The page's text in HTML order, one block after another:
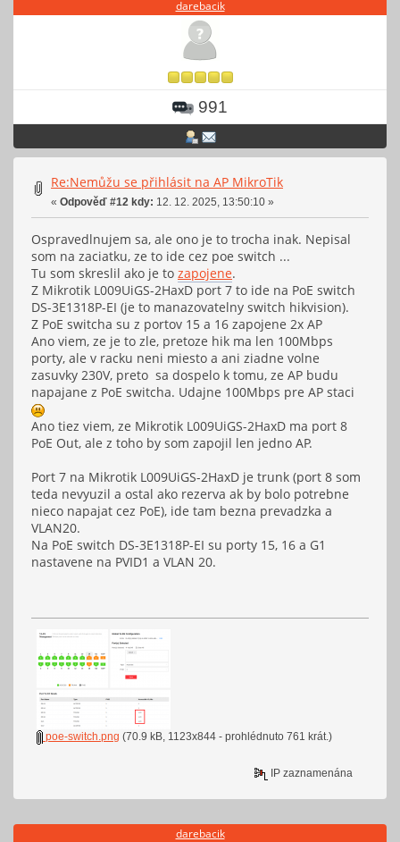
darebacik
991
Re:Nemůžu se přihlásit na AP MikroTik
« Odpověď #12 kdy: 12. 12. 2025, 13:50:10 »
Ospravedlnujem sa, ale ono je to trocha inak. Nepisal
som na zaciatku, ze to ide cez poe switch ...
Tu som skreslil ako je to zapojene.
Z Mikrotik L009UiGS-2HaxD port 7 to ide na PoE switch
DS-3E1318P-EI (je to manazovatelny switch hikvision).
Z PoE switcha su z portov 15 a 16 zapojene 2x AP
Ano viem, ze je to zle, pretoze hik ma len 100Mbps
porty, ale v racku neni miesto a ani ziadne volne
zasuvky 230V, preto sa dospelo k tomu, ze AP budu
napajane z PoE switcha. Udajne 100Mbps pre AP staci
Ano tiez viem, ze Mikrotik L009UiGS-2HaxD ma port 8
PoE Out, ale z toho by som zapojil len jedno AP.
Port 7 na Mikrotik L009UiGS-2HaxD je trunk (port 8 som
teda nevyuzil a ostal ako rezerva ak by bolo potrebne
nieco napajat cez PoE), ide tam bezna prevadzka a
VLAN20.
Na PoE switch DS-3E1318P-EI su porty 15, 16 a G1
nastavene na PVID1 a VLAN 20.
poe-switch.png (70.9 kB, 1123x844 - prohlédnuto 761 krát.)
IP zaznamenána
darebacik